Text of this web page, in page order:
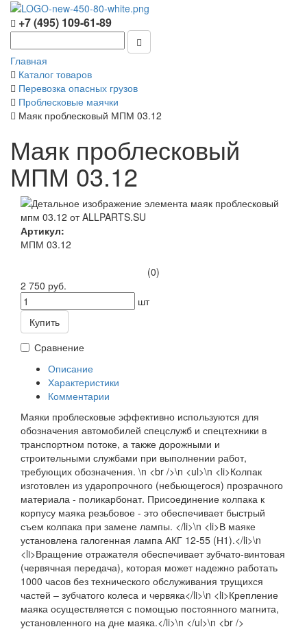
+7 (495) 109-61-89
Главная
Каталог товаров
Перевозка опасных грузов
Проблесковые маячки
Маяк проблесковый МПМ 03.12
Маяк проблесковый
МПМ 03.12
Артикул:
МПМ 03.12
(0)
2 750 руб.
шт
Купить
Сравнение
Описание
Характеристики
Комментарии
Маяки проблесковые эффективно используются для
обозначения автомобилей спецслужб и спецтехники в
транспортном потоке, а также дорожными и
строительными службами при выполнении работ,
требующих обозначения. \n <br />\n <ul>\n <li>Колпак
изготовлен из ударопрочного (небьющегося) прозрачного
материала - поликарбонат. Присоединение колпака к
корпусу маяка резьбовое - это обеспечивает быстрый
съем колпака при замене лампы. </li>\n <li>В маяке
установлена галогенная лампа АКГ 12-55 (Н1).</li>\n
<li>Вращение отражателя обеспечивает зубчато-винтовая
(червячная передача), которая может надежно работать
1000 часов без технического обслуживания трущихся
частей – зубчатого колеса и червяка</li>\n <li>Крепление
маяка осуществляется с помощью постоянного магнита,
установленного на дне маяка.</li>\n </ul>\n <br />